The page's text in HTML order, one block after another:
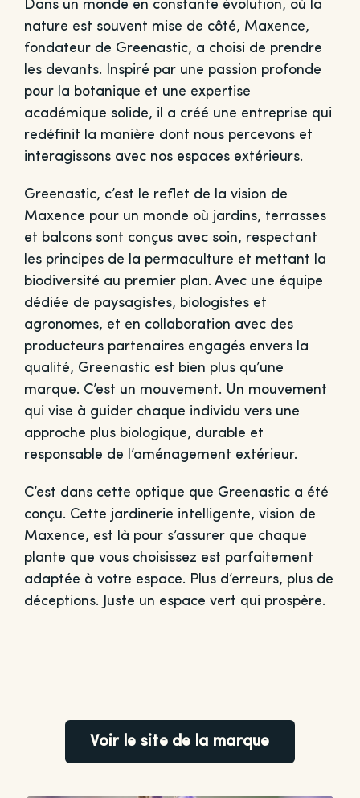
Dans un monde en constante évolution, où la
nature est souvent mise de côté, Maxence,
fondateur de Greenastic, a choisi de prendre
les devants. Inspiré par une passion profonde
pour la botanique et une expertise
académique solide, il a créé une entreprise qui
redéfinit la manière dont nous percevons et
interagissons avec nos espaces extérieurs.
Greenastic, c’est le reflet de la vision de
Maxence pour un monde où jardins, terrasses
et balcons sont conçus avec soin, respectant
les principes de la permaculture et mettant la
biodiversité au premier plan. Avec une équipe
dédiée de paysagistes, biologistes et
agronomes, et en collaboration avec des
producteurs partenaires engagés envers la
qualité, Greenastic est bien plus qu’une
marque. C’est un mouvement. Un mouvement
qui vise à guider chaque individu vers une
approche plus biologique, durable et
responsable de l’aménagement extérieur.
C’est dans cette optique que Greenastic a été
conçu. Cette jardinerie intelligente, vision de
Maxence, est là pour s’assurer que chaque
plante que vous choisissez est parfaitement
adaptée à votre espace. Plus d’erreurs, plus de
déceptions. Juste un espace vert qui prospère.
Voir le site de la marque